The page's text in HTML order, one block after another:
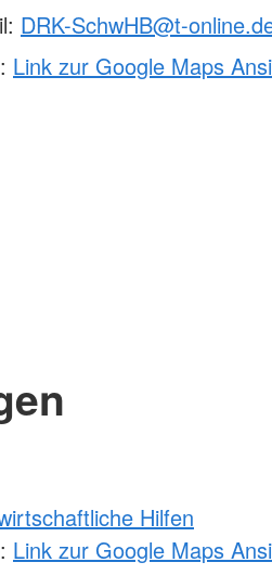
DRK-SchwHB@t-
Link zur Google Maps
Hilfen
Link zur Google Maps